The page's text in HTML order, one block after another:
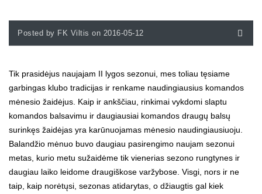
Posted by FK Viltis on 2016-05-12
Tik prasidėjus naujajam II lygos sezonui, mes toliau tęsiame
garbingas klubo tradicijas ir renkame naudingiausius komandos
mėnesio žaidėjus. Kaip ir ankščiau, rinkimai vykdomi slaptu
komandos balsavimu ir daugiausiai komandos draugų balsų
surinkęs žaidėjas yra karūnuojamas mėnesio naudingiausiuoju.
Balandžio mėnuo buvo daugiau pasirengimo naujam sezonui
metas, kurio metu sužaidėme tik vienerias sezono rungtynes ir
daugiau laiko leidome draugiškose varžybose. Visgi, nors ir ne
taip, kaip norėtųsi, sezonas atidarytas, o džiaugtis gal kiek